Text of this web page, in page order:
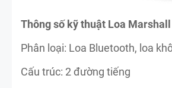
Thông số kỹ thuật Loa
Phân loại: Loa Bluetooth, loa
Cấu trúc: 2 đường tiếng